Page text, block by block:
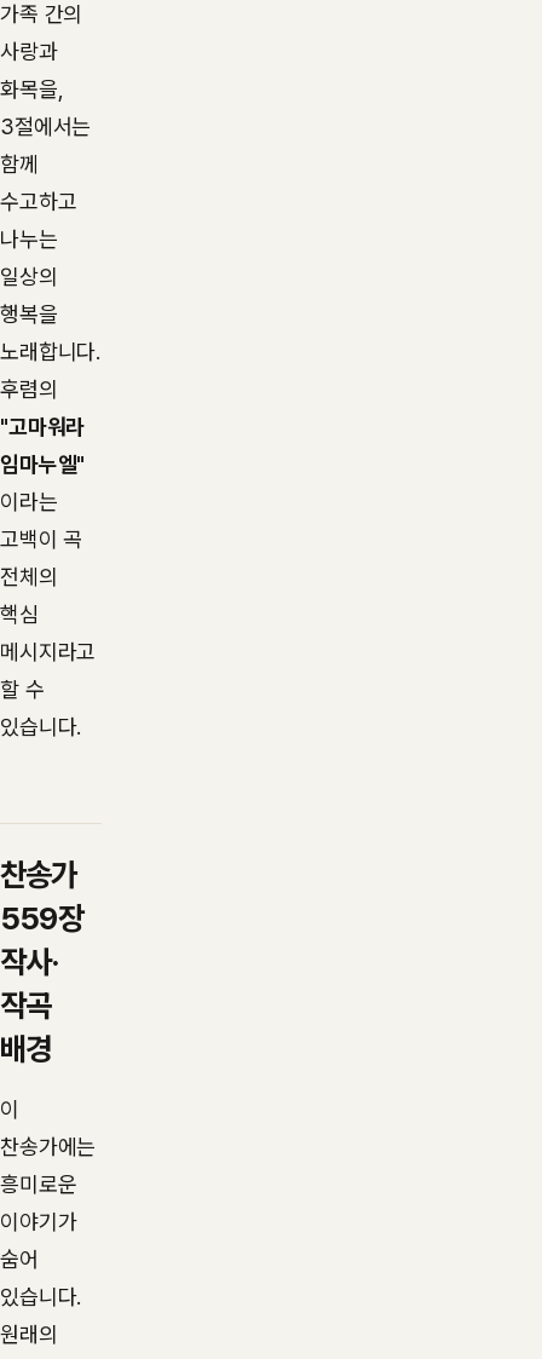
가족 간의
사랑과
화목을,
3절에서는
함께
수고하고
나누는
일상의
행복을
노래합니다.
후렴의
"고마워라
임마누엘"
이라는
고백이 곡
전체의
핵심
메시지라고
할 수
있습니다.
찬송가
559장
작사·
작곡
배경
이
찬송가에는
흥미로운
이야기가
숨어
있습니다.
원래의